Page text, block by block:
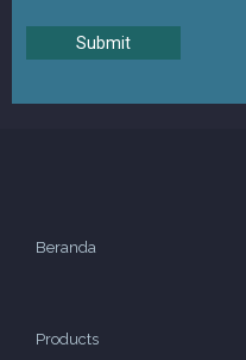
Submit
Beranda
Products